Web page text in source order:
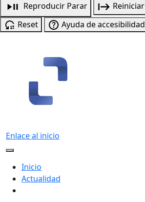
Reproducir Parar
Reiniciar
Reset
Ayuda de accesibilidad
Enlace al inicio
Inicio
Actualidad